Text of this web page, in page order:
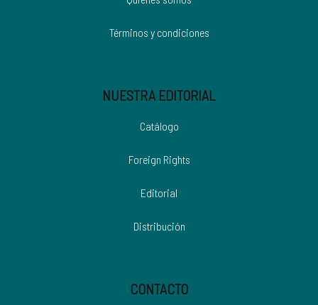
Términos y condiciones
NUESTRA EDITORIAL
Catálogo
Foreign Rights
Editorial
Distribución
CONTACTO